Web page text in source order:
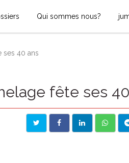
Qui sommes nous?
ses 40 ans
fête ses